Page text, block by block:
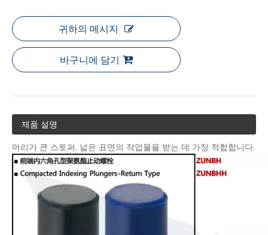
귀하의 메시지
바구니에 담기
제품 설명
머리가 큰 스토퍼. 넓은 표면의 작업물을 받는 데 가장 적합합니다.